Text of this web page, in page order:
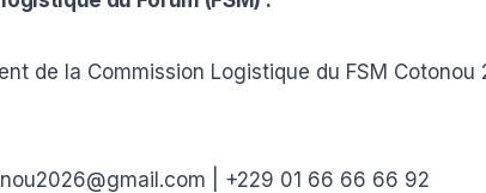
de la Commission Logistique du FSM
| +229 01 66 66 66 92